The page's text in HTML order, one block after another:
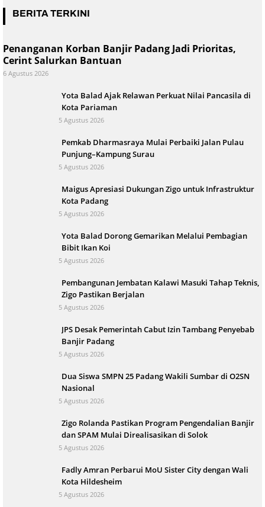
BERITA TERKINI
Penanganan Korban Banjir Padang Jadi Prioritas,
Cerint Salurkan Bantuan
6 Agustus 2026
Yota Balad Ajak Relawan Perkuat Nilai Pancasila di
Kota Pariaman
5 Agustus 2026
Pemkab Dharmasraya Mulai Perbaiki Jalan Pulau
Punjung–Kampung Surau
5 Agustus 2026
Maigus Apresiasi Dukungan Zigo untuk Infrastruktur
Kota Padang
5 Agustus 2026
Yota Balad Dorong Gemarikan Melalui Pembagian
Bibit Ikan Koi
5 Agustus 2026
Pembangunan Jembatan Kalawi Masuki Tahap Teknis,
Zigo Pastikan Berjalan
5 Agustus 2026
JPS Desak Pemerintah Cabut Izin Tambang Penyebab
Banjir Padang
5 Agustus 2026
Dua Siswa SMPN 25 Padang Wakili Sumbar di O2SN
Nasional
5 Agustus 2026
Zigo Rolanda Pastikan Program Pengendalian Banjir
dan SPAM Mulai Direalisasikan di Solok
5 Agustus 2026
Fadly Amran Perbarui MoU Sister City dengan Wali
Kota Hildesheim
5 Agustus 2026